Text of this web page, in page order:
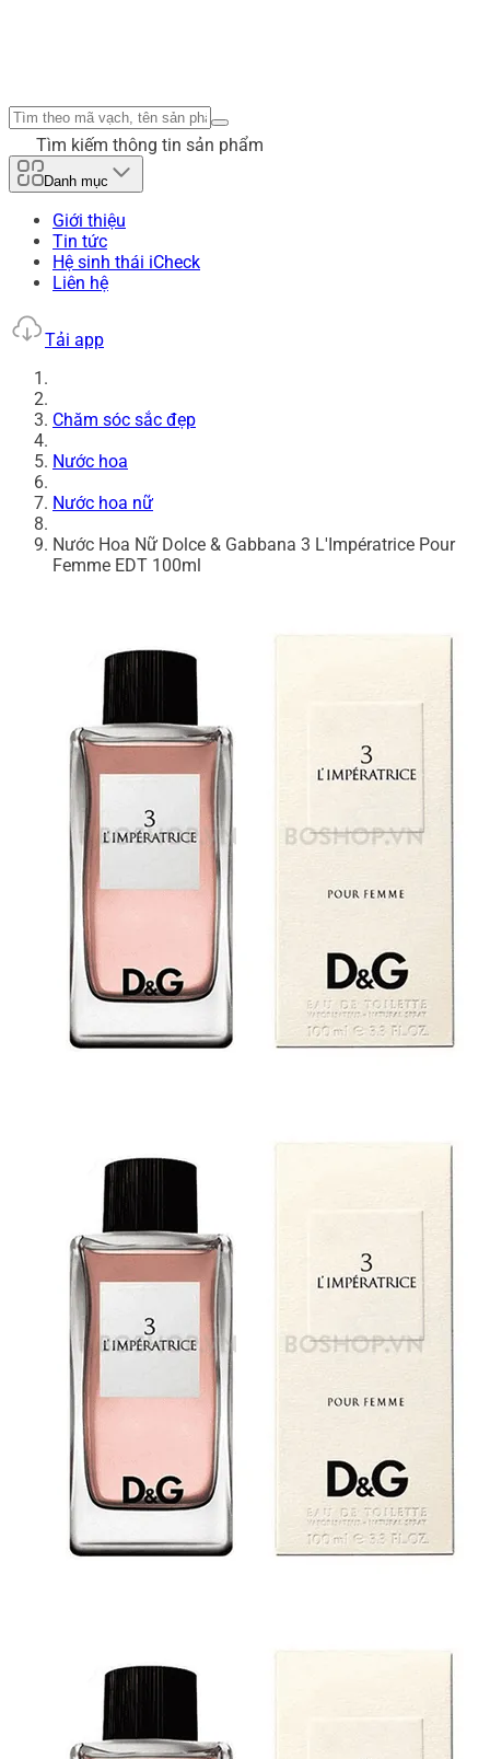
Tìm kiếm thông tin sản phẩm
Danh mục
Giới thiệu
Tin tức
Hệ sinh thái iCheck
Liên hệ
Tải app
Chăm sóc sắc đẹp
Nước hoa
Nước hoa nữ
Nước Hoa Nữ Dolce & Gabbana 3 L'Impératrice Pour
Femme EDT 100ml